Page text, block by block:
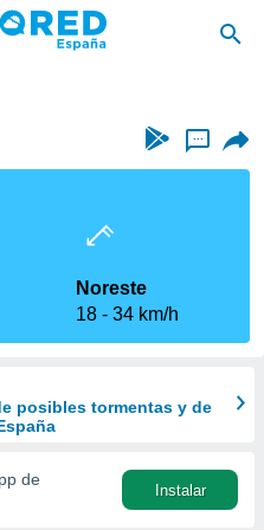
...
Noreste
18
34 km/h
posibles tormentas y de
de
Instalar